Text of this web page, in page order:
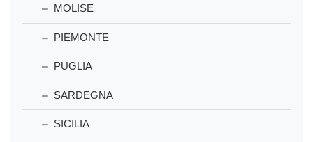
MOLISE
PIEMONTE
PUGLIA
SARDEGNA
SICILIA